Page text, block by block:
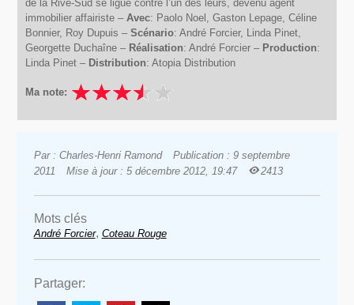
de la Rive-Sud se ligue contre l’un des leurs, devenu agent
immobilier affairiste – Avec: Paolo Noel, Gaston Lepage, Céline
Bonnier, Roy Dupuis –Scénario: André Forcier, Linda Pinet,
Georgette Duchaîne – Réalisation: André Forcier – Production:
Linda Pinet – Distribution: Atopia Distribution
Ma note:
Par : Charles-Henri Ramond
Publication : 9 septembre
2011
Mise à jour : 5 décembre 2012, 19:47 2413
Mots clés
André Forcier, Coteau Rouge
Partager: